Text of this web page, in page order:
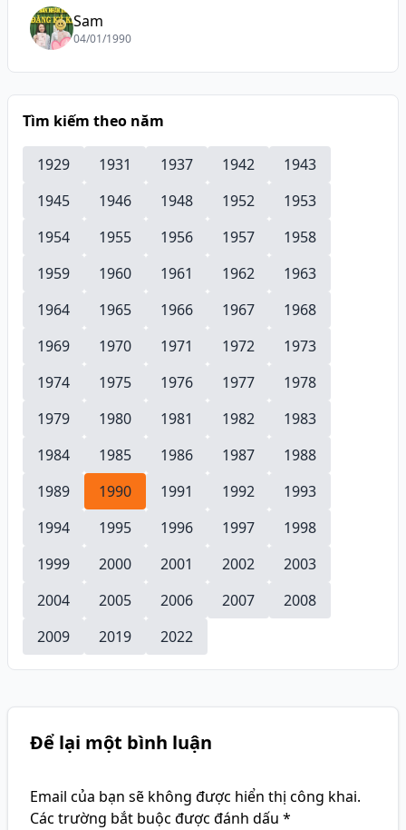
Sam
04/01/1990
Tìm kiếm theo năm
1929 1931 1937 1942
1943
1945
1946 1948 1952
1953
1954
1955 1956 1957
1958
1959
1960 1961 1962
1963
1964
1965 1966 1967
1968
1969
1970 1971 1972
1973
1974
1975 1976 1977
1978
1979
1980 1981 1982
1983
1984
1985 1986 1987
1988
1989
1990 1991 1992
1993
1994
1995 1996 1997
1998
1999
2000 2001 2002
2003
2004
2005 2006 2007
2008
2009
2019 2022
Để lại một bình luận
Email của bạn sẽ không được hiển thị công khai.
Các trường bắt buộc được đánh dấu *